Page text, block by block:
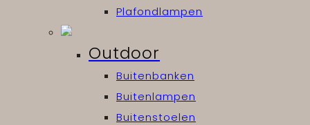
Plafondlampen
Outdoor
Buitenbanken
Buitenlampen
Buitenstoelen